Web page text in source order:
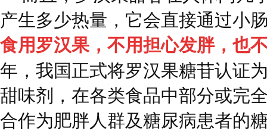
产生多少热量，它会直接通过小
食用罗汉果，不用担心发胖，也
年，我国正式将罗汉果糖苷认证
甜味剂，在各类食品中部分或完
合作为肥胖人群及糖尿病患者的